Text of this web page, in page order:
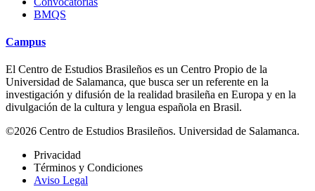
BMQS
Campus
El Centro de Estudios Brasileños es un Centro Propio de la
Universidad de Salamanca, que busca ser un referente en la
investigación y difusión de la realidad brasileña en Europa y en la
divulgación de la cultura y lengua española en Brasil.
©2026 Centro de Estudios Brasileños. Universidad de Salamanca.
Privacidad
Términos y Condiciones
Aviso Legal